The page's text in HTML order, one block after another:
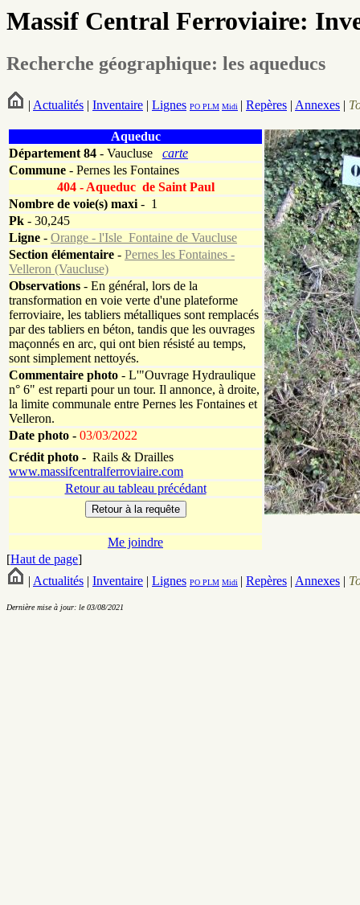
Massif Central Ferroviaire:
Recherche géographique: les aqueducs
| Actualités | Inventaire | Lignes PO PLM Midi | Repères | Annexes |
Aqueduc
Département 84 - Vaucluse carte
Commune - Pernes les Fontaines
404 - Aqueduc de Saint Paul
Nombre de voie(s) maxi - 1
Pk - 30,245
Ligne - Orange - l'Isle_Fontaine de Vaucluse
Section élémentaire - Pernes les Fontaines -
Velleron (Vaucluse)
Observations - En général, lors de la
transformation en voie verte d'une plateforme
ferroviaire, les tabliers métalliques sont remplacés
par des tabliers en béton, tandis que les ouvrages
maçonnés en arc, qui ont bien résisté au temps,
sont simplement nettoyés.
Commentaire photo - L'"Ouvrage Hydraulique
n° 6" est reparti pour un tour. Il annonce, à droite,
la limite communale entre Pernes les Fontaines et
Velleron.
Date photo - 03/03/2022
Crédit photo - Rails & Drailles
www.massifcentralferroviaire.com
Retour au tableau précédant
Me joindre
[Haut de page]
| Actualités | Inventaire | Lignes PO PLM Midi | Repères | Annexes |
Dernière mise à jour: le 03/08/2021